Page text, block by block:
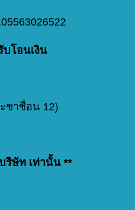
โอนเงิน
ชาชื่อน 12)
ริษัท เท่านั้น **